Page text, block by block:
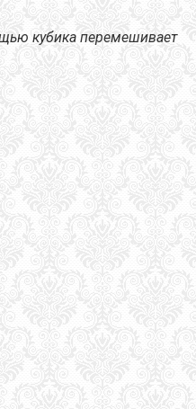
кубика перемешивает